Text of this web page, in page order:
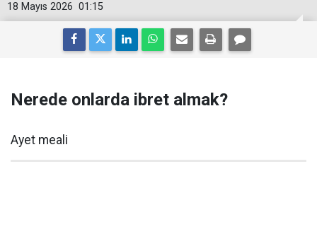
01:15
18 Mayıs 2026
Nerede onlarda ibret almak?
Ayet meali